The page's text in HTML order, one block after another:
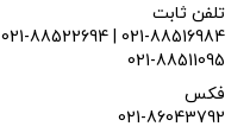
تلفن ثابت
021-88522694 | 021-88516984
021-88511095
فکس
021-86043792